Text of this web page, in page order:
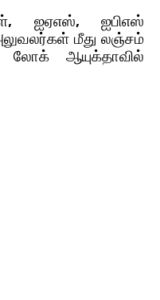
ஐஏஎஸ், ஐபிஎஸ்
மீது லஞ்சம்
லோக் ஆயுக்தாவில்